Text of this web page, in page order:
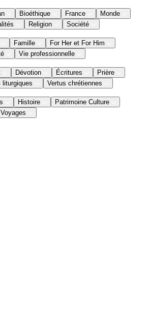
Bioéthique France
Monde
Religion Société
Famille
For Her et For Him
Vie professionnelle
Dévotion Écritures
Prière
liturgiques Vertus chrétiennes
Histoire
Patrimoine Culture
Voyages